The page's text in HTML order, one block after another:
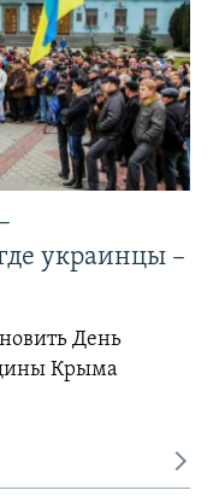
украинцы –
День
Крыма